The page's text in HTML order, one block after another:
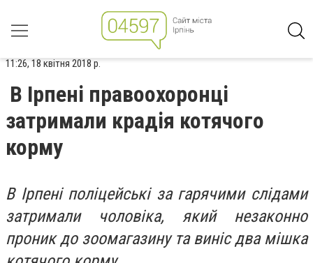
11:26, 18 квітня 2018 р.
В Ірпені правоохоронці
затримали крадія котячого
корму
В Ірпені поліцейські за гарячими слідами
затримали чоловіка, який незаконно
проник до зоомагазину та виніс два мішка